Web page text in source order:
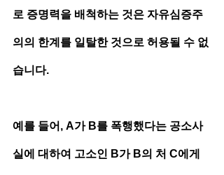
로 증명력을 배척하는 것은 자유심증주
의의 한계를 일탈한 것으로 허용될 수 없
습니다.
예를 들어, A가 B를 폭행했다는 공소사
실에 대하여 고소인 B가 B의 처 C에게